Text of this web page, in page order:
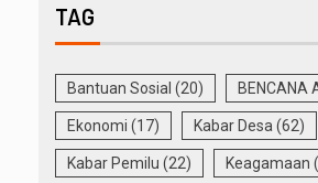
TAG
Bantuan Sosial (20) BENCANA
Ekonomi (17) Kabar Desa (62)
Kabar Pemilu (22) Keagamaan